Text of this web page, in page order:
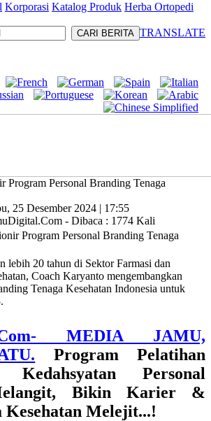
Korporasi Katalog Produk Herba Ortopedi
TRANSLATE
Program Personal Branding Tenaga
25 Desember 2024 | 17:55
- Dibaca : 1774 Kali
lebih 20 tahun di Sektor Farmasi dan
Coach Karyanto mengembangkan
Tenaga Kesehatan Indonesia untuk
MEDIA JAMU,
Program Pelatihan
Personal
Bikin Karier &
Kesehatan Melejit...!